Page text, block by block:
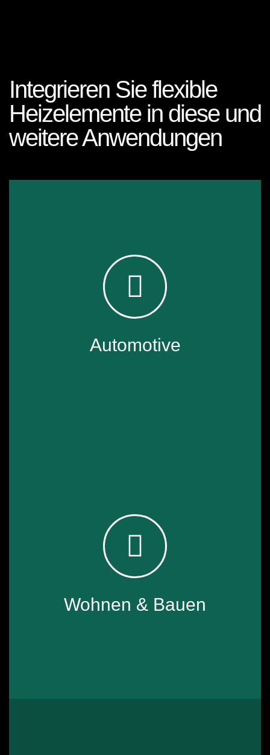
Integrieren Sie flexible
Heizelemente in diese und
weitere Anwendungen
Automotive
✓ Batterie­heizungen
✓ Dachhimmel­heizungen
Wohnen & Bauen